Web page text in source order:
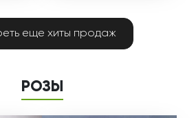
еще хиты продаж
РОЗЫ